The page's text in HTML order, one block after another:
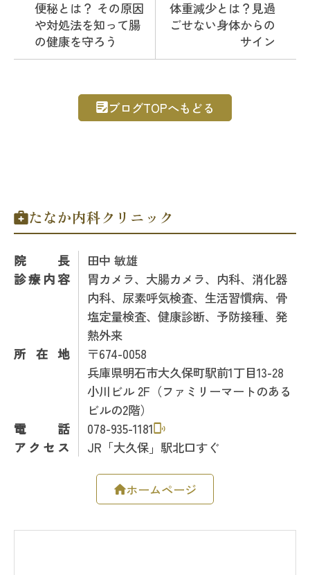
便秘とは？ その原因
や対処法を知って腸
の健康を守ろう
体重減少とは？見過
ごせない身体からの
サイン
ブログTOPへもどる
たなか内科クリニック
院長
田中 敏雄
診療内容
胃カメラ、大腸カメラ、内科、消化器
内科、尿素呼気検査、生活習慣病、骨
塩定量検査、健康診断、予防接種、発
熱外来
所在地
〒674-0058
兵庫県明石市大久保町駅前1丁目13-28
小川ビル 2F（ファミリーマートのある
ビルの2階）
電話
078-935-1181
アクセス
JR「大久保」駅北口すぐ
ホームページ